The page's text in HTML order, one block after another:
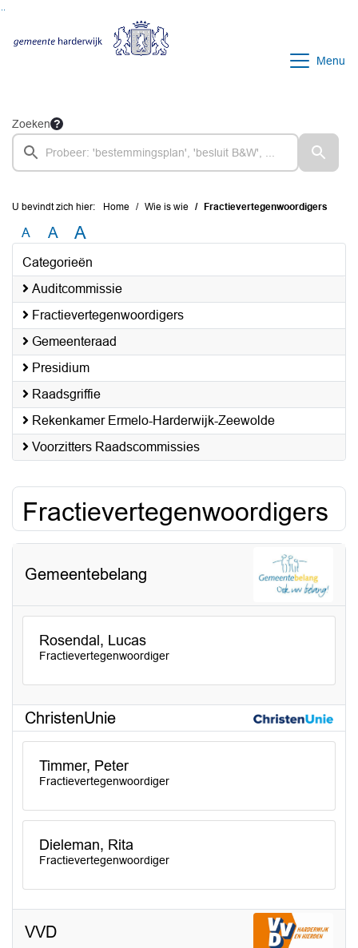
Menu
Zoeken
U bevindt zich hier: Home Wie is wie Fractievertegenwoordigers
A A A
Categorieën
Auditcommissie
Fractievertegenwoordigers
Gemeenteraad
Presidium
Raadsgriffie
Rekenkamer Ermelo-Harderwijk-Zeewolde
Voorzitters Raadscommissies
Fractievertegenwoordigers
Gemeentebelang
Rosendal, Lucas
Fractievertegenwoordiger
ChristenUnie
Timmer, Peter
Fractievertegenwoordiger
Dieleman, Rita
Fractievertegenwoordiger
VVD